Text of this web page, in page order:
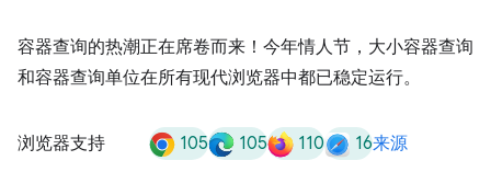
容器查询的热潮正在席卷而来！今年情人节，大小容器查询
和容器查询单位在所有现代浏览器中都已稳定运行。
浏览器支持 105 105 110 16来源